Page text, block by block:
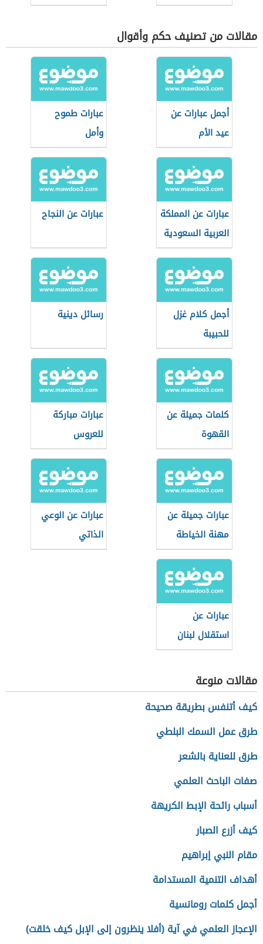
مقالات من تصنيف حكم وأقوال
أجمل عبارات عن
عيد الأم
عبارات طموح
وأمل
عبارات عن المملكة
العربية السعودية
عبارات عن النجاح
أجمل كلام غزل
للحبيبة
رسائل دينية
كلمات جميلة عن
القهوة
عبارات مباركة
للعروس
عبارات جميلة عن
مهنة الخياطة
عبارات عن الوعي
الذاتي
عبارات عن
استقلال لبنان
مقالات منوعة
كيف أتنفس بطريقة صحيحة
طرق عمل السمك البلطي
طرق للعناية بالشعر
صفات الباحث العلمي
أسباب رائحة الإبط الكريهة
كيف أزرع الصبار
مقام النبي إبراهيم
أهداف التنمية المستدامة
أجمل كلمات رومانسية
الإعجاز العلمي في آية (أفلا ينظرون إلى الإبل كيف خلقت)